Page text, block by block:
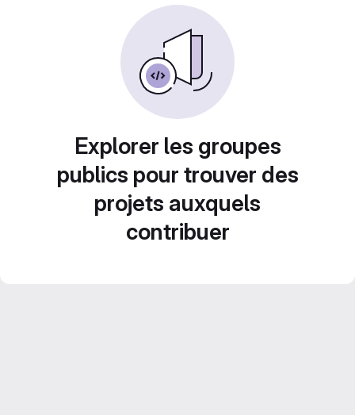
Explorer les groupes
publics pour trouver des
projets auxquels
contribuer